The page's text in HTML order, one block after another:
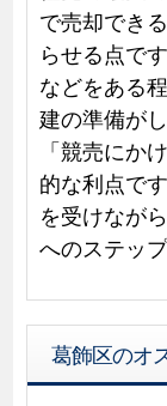
で売却でき
らせる点で
などをある
建の準備が
「競売にか
的な利点で
を受けなが
へのステッ
葛飾区のオ